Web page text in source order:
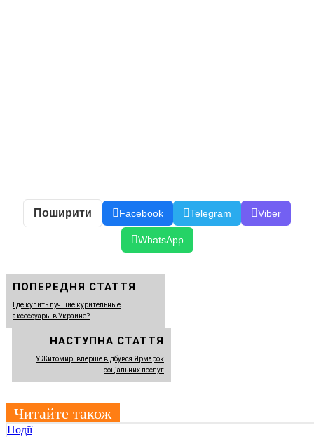
Поширити Facebook Telegram Viber
WhatsApp
ПОПЕРЕДНЯ СТАТТЯ
Где купить лучшие курительные
аксессуары в Украине?
НАСТУПНА СТАТТЯ
У Житомирі вперше відбувся Ярмарок
соціальних послуг
Читайте також
Події